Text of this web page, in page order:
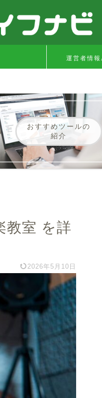
運営者情
おすすめツールの
紹介
教室 を詳
2026年5月10日